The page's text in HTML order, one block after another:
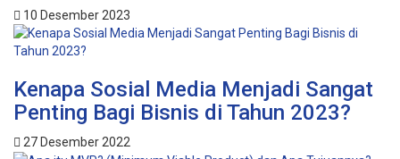
10 Desember 2023
Kenapa Sosial Media Menjadi Sangat
Penting Bagi Bisnis di Tahun 2023?
27 Desember 2022